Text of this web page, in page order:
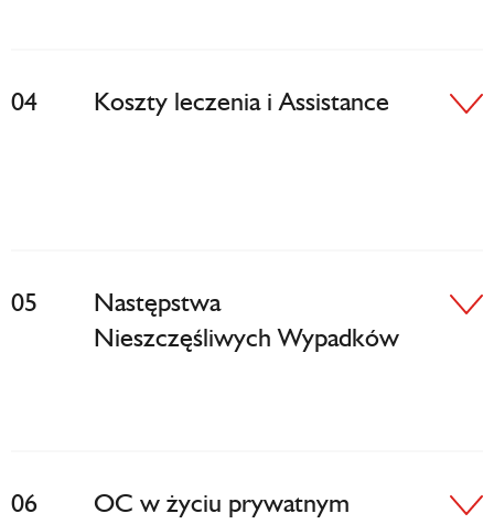
04 Koszty leczenia i Assistance
05
Następstwa
Nieszczęśliwych Wypadków
06 OC w życiu prywatnym